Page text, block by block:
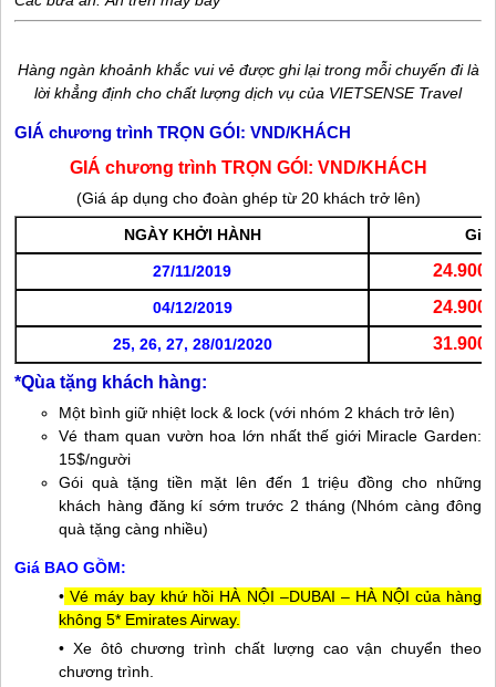
Hàng ngàn khoảnh khắc vui vẻ được ghi lại trong mỗi chuyến đi là
lời khẳng định cho chất lượng dịch vụ của VIETSENSE Travel
GIÁ chương trình TRỌN GÓI: VND/KHÁCH
GIÁ chương trình TRỌN GÓI: VND/KHÁCH
(Giá áp dụng cho đoàn ghép từ 20 khách trở lên)
NGÀY KHỞI HÀNH Giá
27/11/2019
04/12/2019
25, 26, 27, 28/01/2020
*Qùa tặng khách hàng:
Một bình giữ nhiệt lock & lock (với nhóm 2 khách trở lên)
Vé tham quan vườn hoa lớn nhất thế giới Miracle Garden:
15$/người
Gói quà tặng tiền mặt lên đến 1 triệu đồng cho những
khách hàng đăng kí sớm trước 2 tháng (Nhóm càng đông
quà tặng càng nhiều)
Giá BAO GỒM:
• Vé máy bay khứ hồi HÀ NỘI –DUBAI – HÀ NỘI của hàng
không 5* Emirates Airway.
• Xe ôtô chương trình chất lượng cao vận chuyển theo
chương trình.